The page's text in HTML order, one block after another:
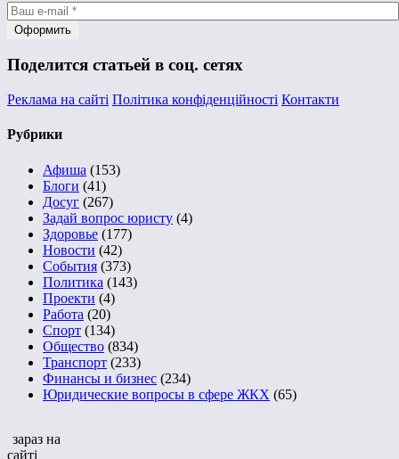
Поделится статьей в соц. сетях
Реклама на сайті Політика конфіденційності Контакти
Рубрики
Афиша (153)
Блоги (41)
Досуг (267)
Задай вопрос юристу (4)
Здоровье (177)
Новости (42)
События (373)
Политика (143)
Проекти (4)
Работа (20)
Спорт (134)
Общество (834)
Транспорт (233)
Финансы и бизнес (234)
Юридические вопросы в сфере ЖКХ (65)
зараз на
сайті